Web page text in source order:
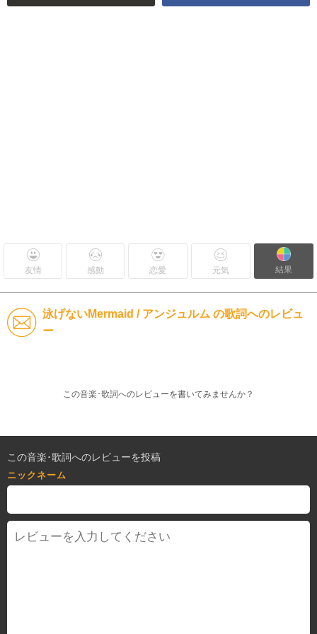
友情 感動 恋愛 元気 結果
泳げないMermaid / アンジュルム の歌詞へのレビュ
ー
この音楽･歌詞へのレビューを書いてみませんか？
この音楽･歌詞へのレビューを投稿
ニックネーム